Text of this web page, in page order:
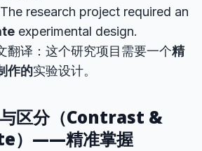
research project required an
experimental design.
翻译：这个研究项目需要一个精
作的实验设计。
区分（Contrast &
）——精准掌握